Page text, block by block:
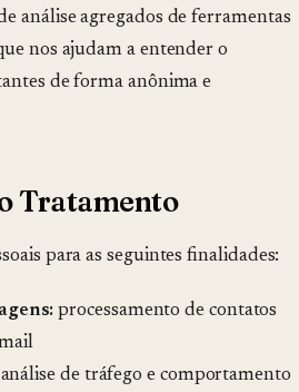
análise agregados de ferramentas
nos ajudam a entender o
de forma anônima e
Tratamento
para as seguintes finalidades:
processamento de contatos
de tráfego e comportamento